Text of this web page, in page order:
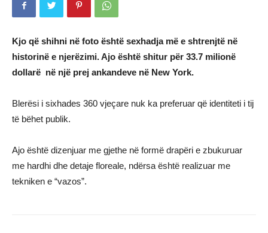
Kjo që shihni në foto është sexhadja më e shtrenjtë në
historinë e njerëzimi. Ajo është shitur për 33.7 milionë
dollarë në një prej ankandeve në New York.
Blerësi i sixhades 360 vjeçare nuk ka preferuar që identiteti i tij
të bëhet publik.
Ajo është dizenjuar me gjethe në formë drapëri e zbukuruar
me hardhi dhe detaje floreale, ndërsa është realizuar me
tekniken e “vazos”.